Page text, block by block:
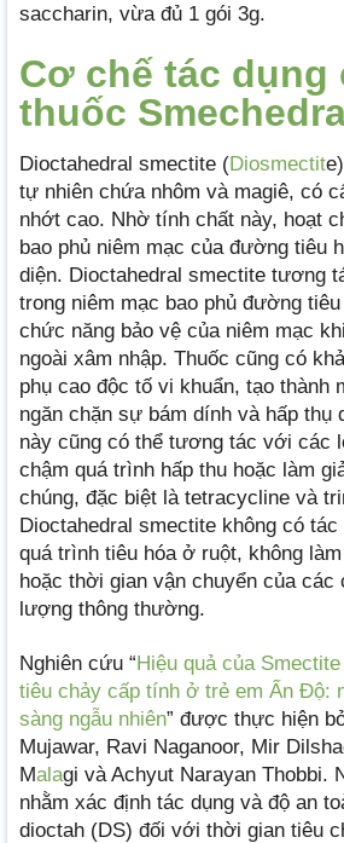
saccharin, vừa đủ 1 gói 3g.
Cơ chế tác dụng
thuốc
Dioctahedral smectite (Diosmectit
tự nhiên chứa nhôm và magiê, có
nhớt cao. Nhờ tính chất này, hoạt
bao phủ niêm mạc của đường tiêu
diện. Dioctahedral smectite tương
trong niêm mạc bao phủ đường
chức năng bảo vệ của niêm mạc
ngoài xâm nhập. Thuốc cũng có
phụ cao độc tố vi khuẩn, tạo thành
ngăn chặn sự bám dính và hấp thụ
này cũng có thể tương tác với các
chậm quá trình hấp thu hoặc làm
chúng, đặc biệt là tetracycline và
Dioctahedral smectite không có
quá trình tiêu hóa ở ruột, không
hoặc thời gian vận chuyển của các
lượng thông thường.
Nghiên cứu “Hiệu quả của
tiêu chảy cấp tính ở trẻ em Ấn Độ:
sàng ngẫu nhiên” được thực hiện
Mujawar, Ravi Naganoor, Mir
Malagi và Achyut Narayan Thobbi.
nhằm xác định tác dụng và độ an
dioctah (DS) đối với thời gian tiêu